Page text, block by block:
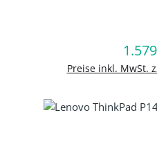
Preise inkl. MwSt.
In den